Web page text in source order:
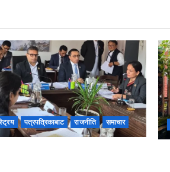
पत्रपत्रिकाबाट राजनीति समाचार